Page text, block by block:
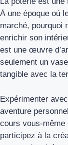
À une époque où
marché, pourquoi
enrichir son
est une œuvre
seulement un
tangible avec la
Expérimenter
aventure
cours vous-même
participez à la